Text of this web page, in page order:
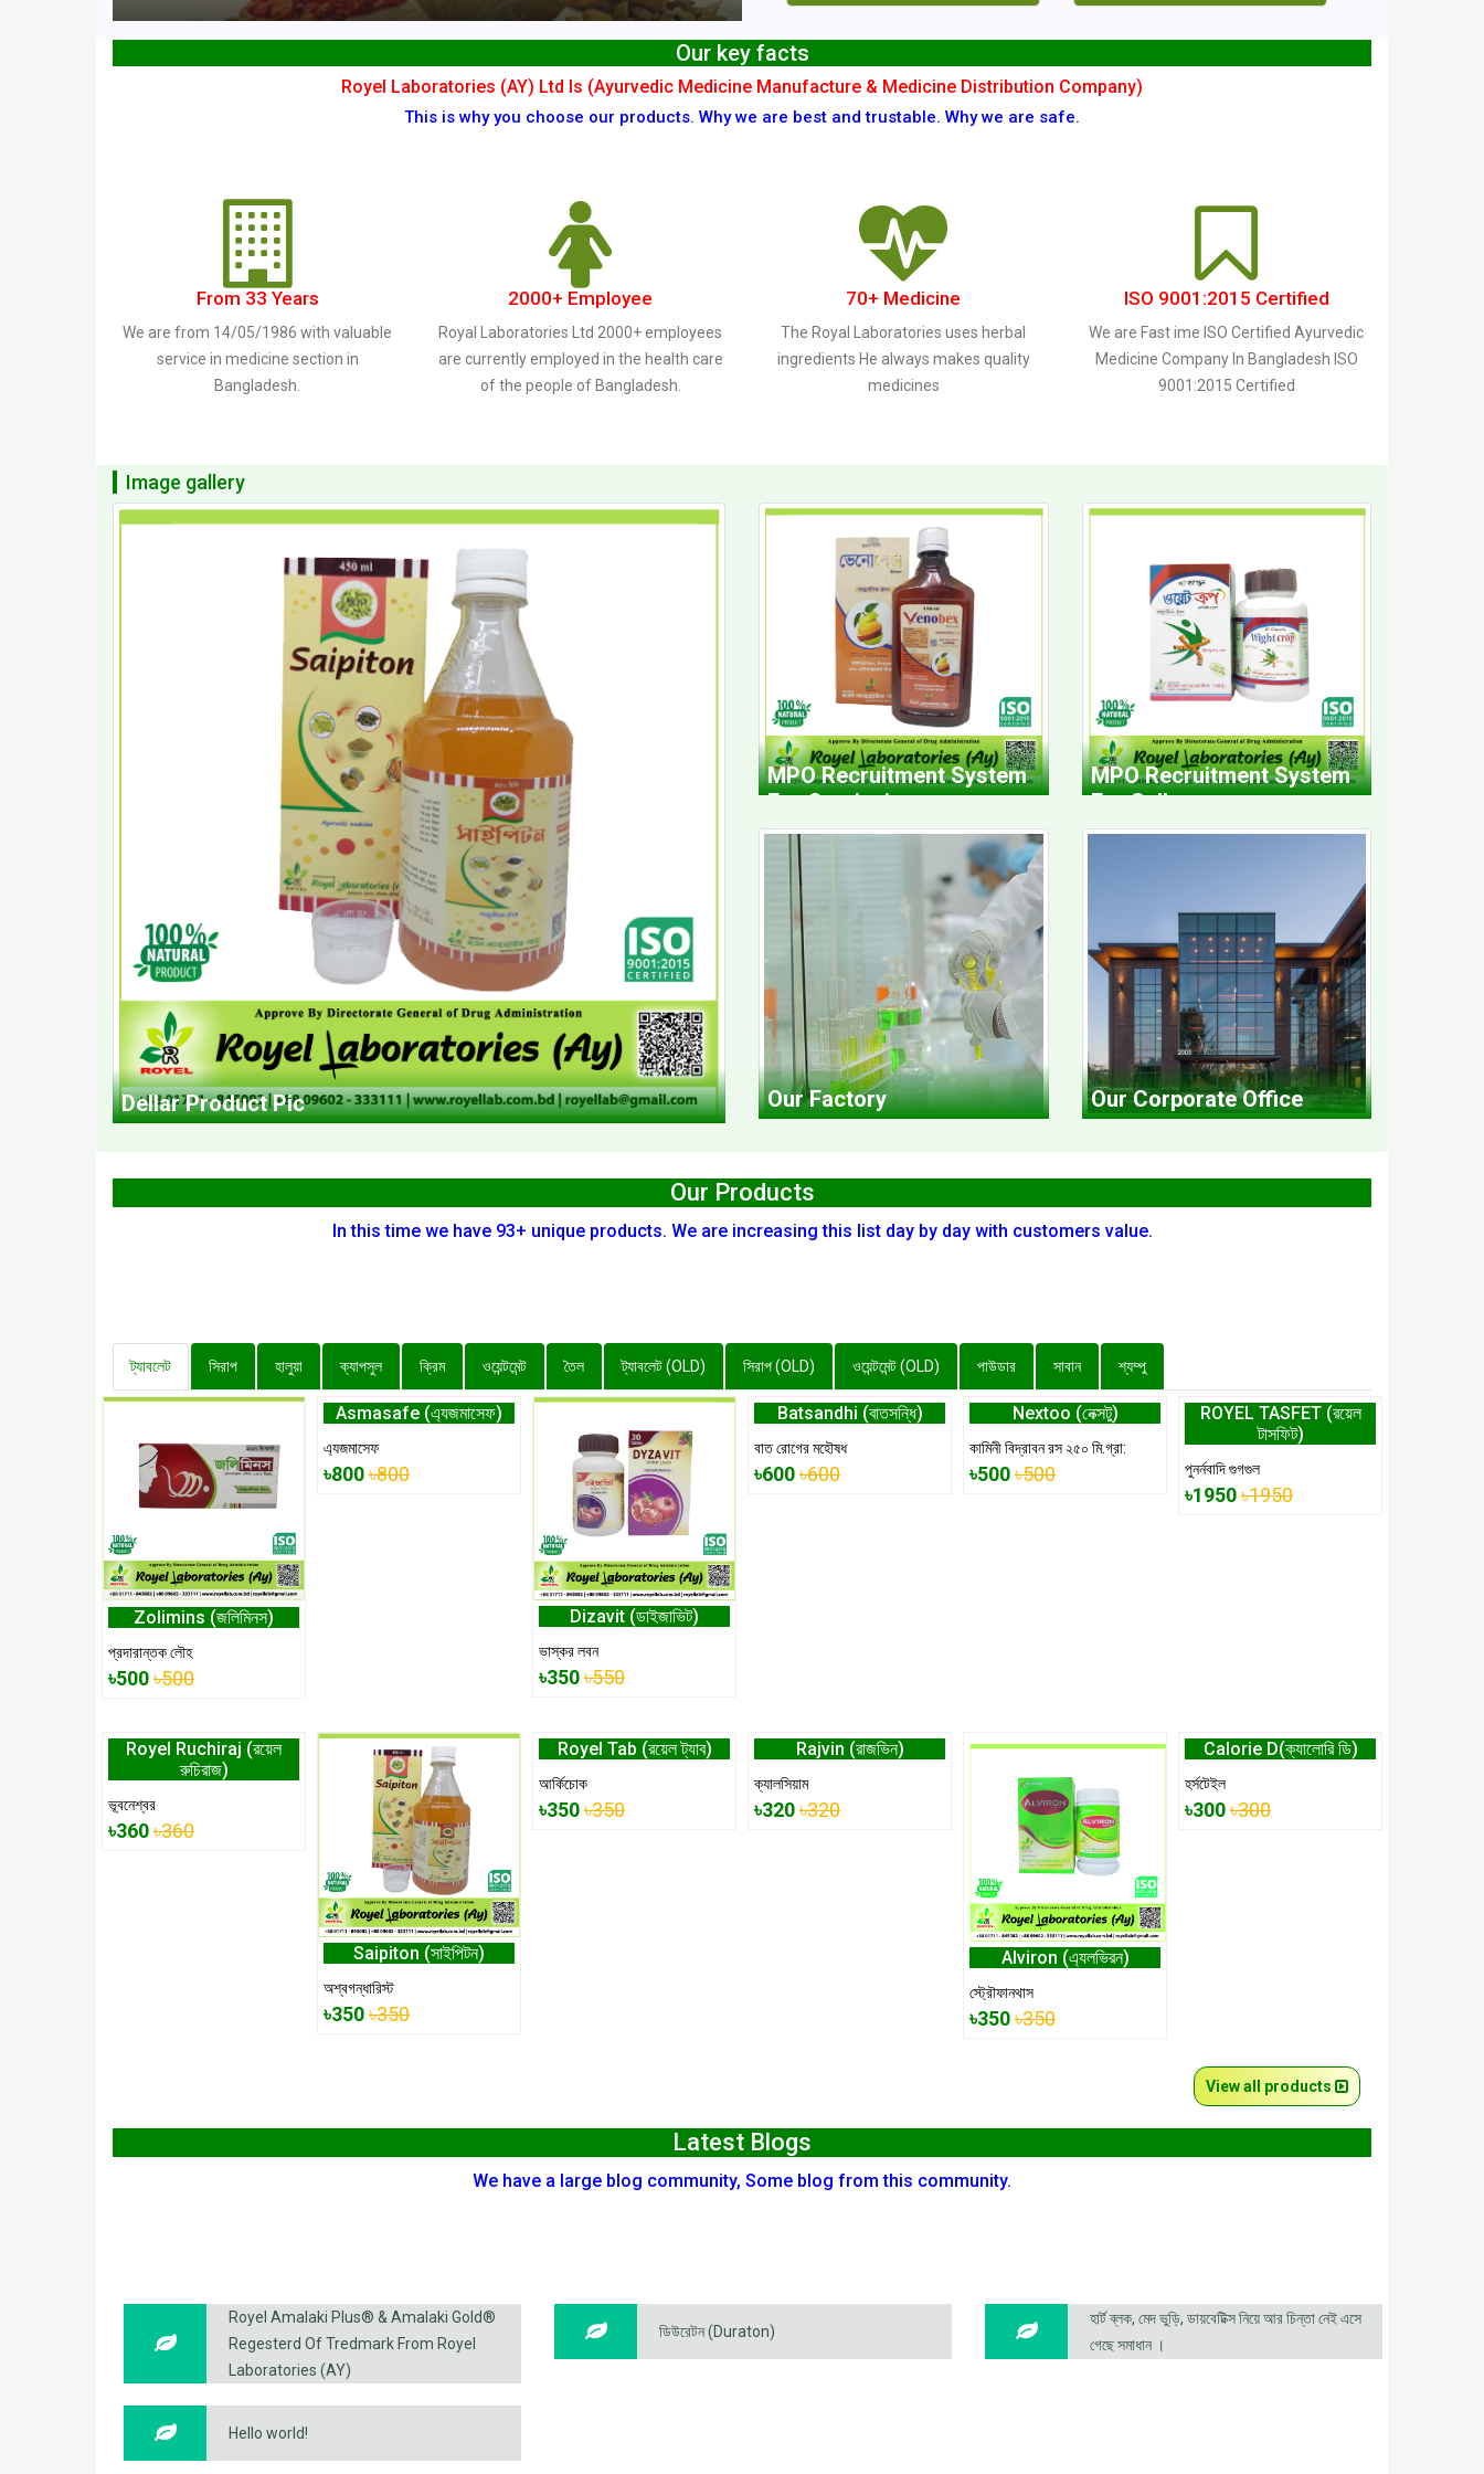
Our key facts
Royel Laboratories (AY) Ltd Is (Ayurvedic Medicine Manufacture & Medicine Distribution Company)
This is why you choose our products. Why we are best and trustable. Why we are safe.
From 33 Years
We are from 14/05/1986 with valuable
service in medicine section in
Bangladesh.
2000+ Employee
Royal Laboratories Ltd 2000+ employees
are currently employed in the health care
of the people of Bangladesh.
70+ Medicine
The Royal Laboratories uses herbal
ingredients He always makes quality
medicines
ISO 9001:2015 Certified
We are Fast ime ISO Certified Ayurvedic
Medicine Company In Bangladesh ISO
9001:2015 Certified
Image gallery
Dellar Product Pic
MPO Recruitment System
For Comission
MPO Recruitment System
For Sallary
Our Factory Our Corporate Office
Our Products
In this time we have 93+ unique products. We are increasing this list day by day with customers value.
ট্যাবলেট সিরাপ হালুয়া ক্যাপসুল ক্রিম ওয়েন্টমেন্ট তৈল ট্যাবলেট (OLD) সিরাপ (OLD) ওয়েন্টমেন্ট (OLD) পাউডার সাবান শ্যম্পু
Zolimins (জলিমিনস)
প্রদারান্তক লৌহ
৳500৳500
Asmasafe (এ্যজমাসেফ)
এ্যজমাসেফ
৳800৳800
Dizavit (ডাইজাভিট)
ভাস্কর লবন
৳350৳550
Batsandhi (বাতসন্ধি)
বাত রোগের মহৌষধ
৳600৳600
Nextoo (নেক্সটু)
কামিনী বিদ্রাবন রস ২৫০ মি.গ্রা:
৳500৳500
ROYEL TASFET (রয়েল
টাসফিট)
পুনর্নবাদি গুগগুল
৳1950৳1950
Royel Ruchiraj (রয়েল
রুচিরাজ)
ভূবনেশ্বর
৳360৳360
Saipiton (সাইপিটন)
অশ্বগন্ধারিস্ট
৳350৳350
Royel Tab (রয়েল ট্যাব)
আর্কিচোক
৳350৳350
Rajvin (রাজভিন)
ক্যালসিয়াম
৳320৳320
Alviron (এ্যলভিরন)
স্ট্রৌফানথাস
৳350৳350
Calorie D(ক্যালোরি ডি)
হর্সটেইল
৳300৳300
View all products
Latest Blogs
We have a large blog community, Some blog from this community.
Royel Amalaki Plus® & Amalaki Gold®
Regesterd Of Tredmark From Royel
Laboratories (AY)
ডিউরেটন (Duraton)
হার্ট ব্লক, মেদ ভুড়ি, ডায়বেটিক্স নিয়ে আর চিন্তা নেই এসে
গেছে সমাধান ।
Hello world!